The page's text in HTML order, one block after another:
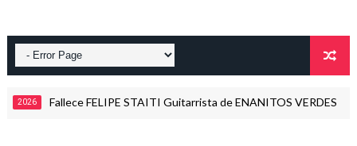
Fallece FELIPE STAITI Guitarrista de ENANITOS VERDES 2026